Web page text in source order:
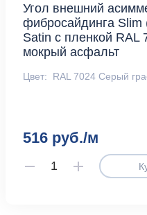
Угол внешний
фибросайдинга Slim
Satin с пленкой RAL
мокрый асфальт
Цвет: RAL 7024 Серый
516 руб./м